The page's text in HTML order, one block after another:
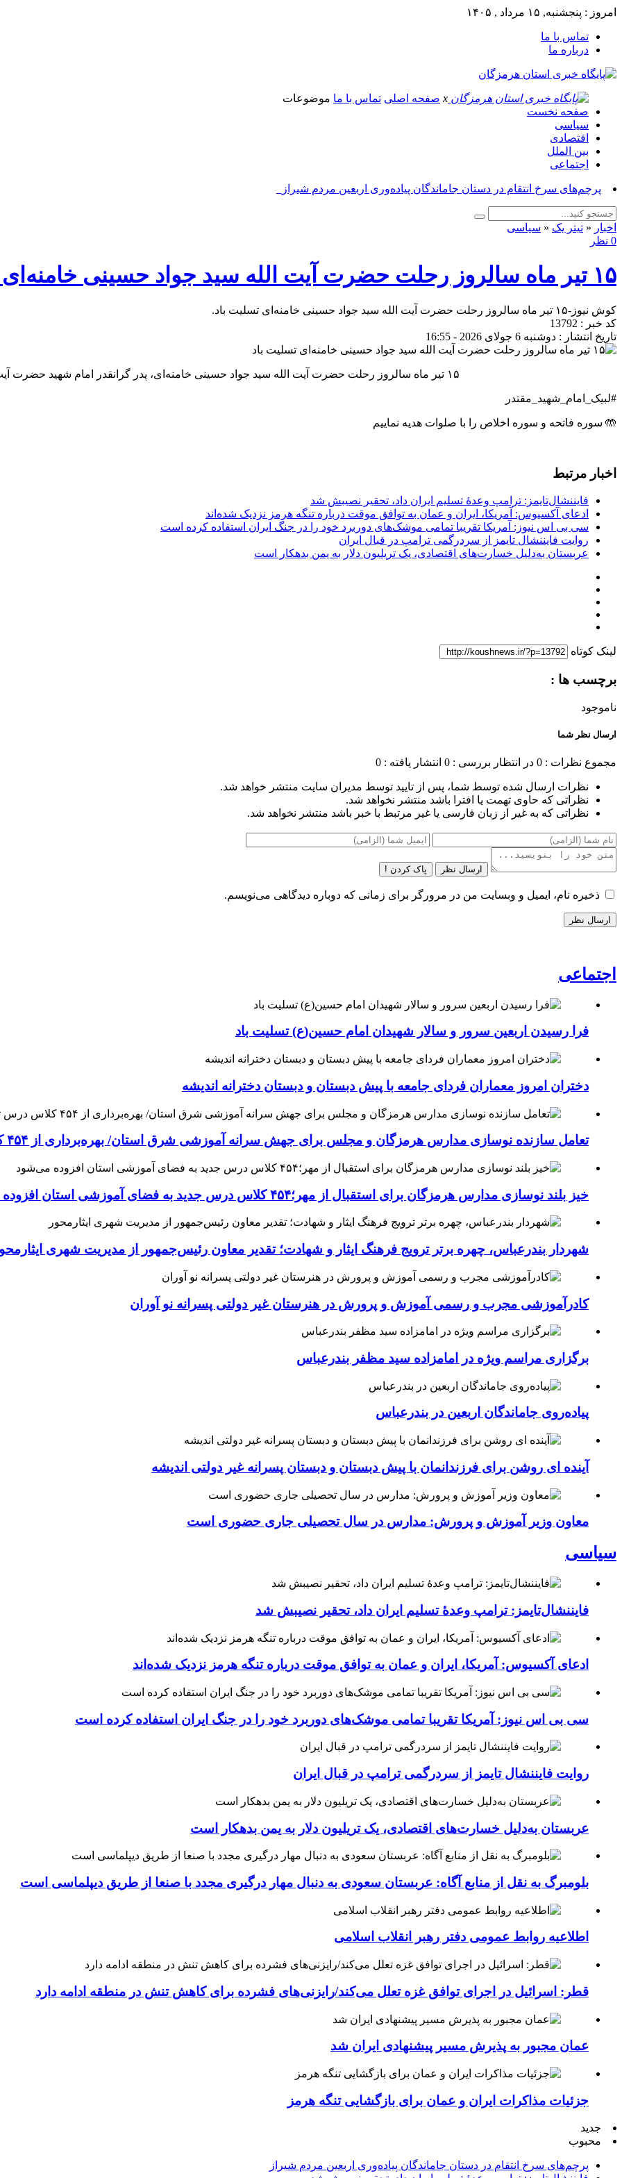
امروز : پنجشنبه, ۱۵ مرداد , ۱۴۰۵
تماس با ما
درباره ما
x صفحه اصلی تماس با ما موضوعات
صفحه نخست
سیاسی
اقتصادی
بین الملل
اجتماعی
پرچم‌های سرخ انتقام در دستان جاماندگان پیاده‌وری اربعین مردم شیراز_
اخبار « تیتر یک « سیاسی
0 نظر
۱۵ تیر ماه سالروز رحلت حضرت آیت الله سید جواد حسینی خامنه‌ای تسلیت باد
کوش نیوز-۱۵ تیر ماه سالروز رحلت حضرت آیت الله سید جواد حسینی خامنه‌ای تسلیت باد.
کد خبر : 13792
تاریخ انتشار : دوشنبه 6 جولای 2026 - 16:55
#لبیک_امام_شهید_مقتدر
🤲 سوره فاتحه و سوره اخلاص را با صلوات هدیه نماییم
اخبار مرتبط
فایننشال‌تایمز: ترامپ وعدۀ تسلیم ایران داد، تحقیر نصیبش شد
ادعای آکسیوس: آمریکا، ایران و عمان به توافق موقت درباره تنگه هرمز نزدیک شده‌اند
سی بی اس نیوز: آمریکا تقریبا تمامی موشک‌های دوربرد خود را در جنگ ایران استفاده کرده است
روایت فایننشال تایمز از سردرگمی ترامپ در قبال ایران
عربستان به‌دلیل خسارت‌های اقتصادی، یک تریلیون دلار به یمن بدهکار است
لینک کوتاه
برچسب ها :
ناموجود
ارسال نظر شما
مجموع نظرات : 0 در انتظار بررسی : 0 انتشار یافته : 0
نظرات ارسال شده توسط شما، پس از تایید توسط مدیران سایت منتشر خواهد شد.
نظراتی که حاوی تهمت یا افترا باشد منتشر نخواهد شد.
نظراتی که به غیر از زبان فارسی یا غیر مرتبط با خبر باشد منتشر نخواهد شد.
ارسال نظر پاک کردن !
ذخیره نام، ایمیل و وبسایت من در مرورگر برای زمانی که دوباره دیدگاهی می‌نویسم.
اجتماعی
فرا رسیدن اربعین سرور و سالار شهیدان امام حسین(ع) تسلیت باد
دختران امروز معماران فردای جامعه با پیش دبستان و دبستان دخترانه اندیشه
تعامل سازنده نوسازی مدارس هرمزگان و مجلس برای جهش سرانه آموزشی شرق استان/ بهره‌برداری از ۴۵۴ کلاس درس تا مهرماه
خیز بلند نوسازی مدارس هرمزگان برای استقبال از مهر؛۴۵۴ کلاس درس جدید به فضای آموزشی استان افزوده می‌شود
شهردار بندرعباس، چهره برتر ترویج فرهنگ ایثار و شهادت؛ تقدیر معاون رئیس‌جمهور از مدیریت شهری
کادرآموزشی مجرب و رسمی آموزش و پرورش در هنرستان غیر دولتی پسرانه نو آوران
برگزاری مراسم ویژه در امامزاده سید مظفر بندرعباس
پیاده‌روی جاماندگان اربعین در بندرعباس
آینده ای روشن برای فرزندانمان با پیش دبستان و دبستان پسرانه غیر دولتی اندیشه
معاون وزیر آموزش و پرورش: مدارس در سال تحصیلی جاری حضوری است
سیاسی
فایننشال‌تایمز: ترامپ وعدۀ تسلیم ایران داد، تحقیر نصیبش شد
ادعای آکسیوس: آمریکا، ایران و عمان به توافق موقت درباره تنگه هرمز نزدیک شده‌اند
سی بی اس نیوز: آمریکا تقریبا تمامی موشک‌های دوربرد خود را در جنگ ایران استفاده کرده است
روایت فایننشال تایمز از سردرگمی ترامپ در قبال ایران
عربستان به‌دلیل خسارت‌های اقتصادی، یک تریلیون دلار به یمن بدهکار است
بلومبرگ به نقل از منابع آگاه: عربستان سعودی به دنبال مهار درگیری مجدد با صنعا از طریق دیپلماسی است
اطلاعیه روابط عمومی دفتر رهبر انقلاب اسلامی
قطر: اسرائیل در اجرای توافق غزه تعلل می‌کند/رایزنی‌های فشرده برای کاهش تنش در منطقه ادامه دارد
عمان مجبور به پذیرش مسیر پیشنهادی ایران شد
جزئیات مذاکرات ایران و عمان برای بازگشایی تنگه هرمز
جدید
محبوب
پرچم‌های سرخ انتقام در دستان جاماندگان پیاده‌وری اربعین مردم شیراز